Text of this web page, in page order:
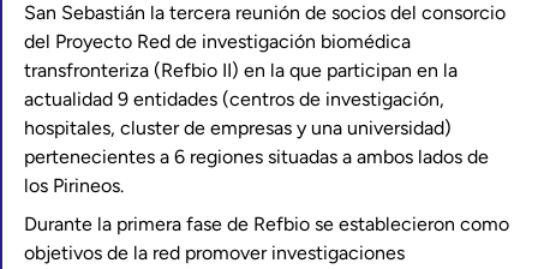
San Sebastián la tercera reunión de socios del consorcio
del Proyecto Red de investigación biomédica
transfronteriza (Refbio II) en la que participan en la
actualidad 9 entidades (centros de investigación,
hospitales, cluster de empresas y una universidad)
pertenecientes a 6 regiones situadas a ambos lados de
los Pirineos.
Durante la primera fase de Refbio se establecieron como
objetivos de la red promover investigaciones